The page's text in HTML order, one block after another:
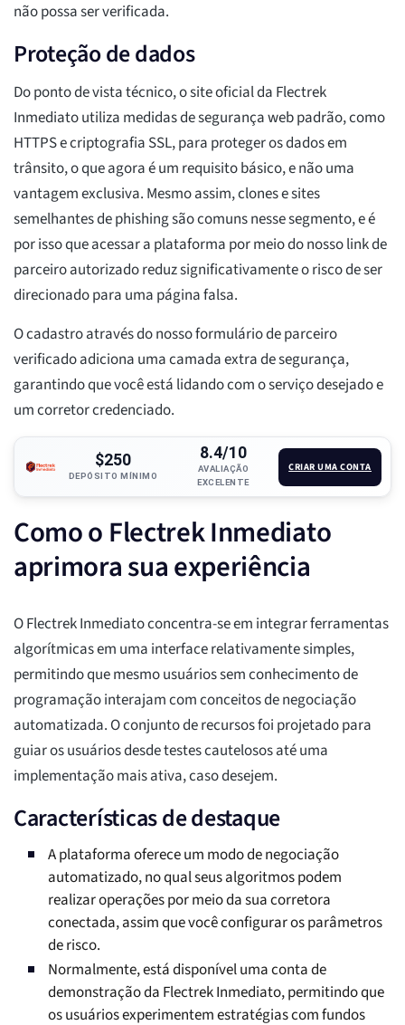
não possa ser verificada.
Proteção de dados
Do ponto de vista técnico, o site oficial da Flectrek
Inmediato utiliza medidas de segurança web padrão, como
HTTPS e criptografia SSL, para proteger os dados em
trânsito, o que agora é um requisito básico, e não uma
vantagem exclusiva. Mesmo assim, clones e sites
semelhantes de phishing são comuns nesse segmento, e é
por isso que acessar a plataforma por meio do nosso link de
parceiro autorizado reduz significativamente o risco de ser
direcionado para uma página falsa.
O cadastro através do nosso formulário de parceiro
verificado adiciona uma camada extra de segurança,
garantindo que você está lidando com o serviço desejado e
um corretor credenciado.
$250
DEPÓSITO MÍNIMO
8.4/10
AVALIAÇÃO
EXCELENTE
CRIAR UMA CONTA
Como o Flectrek Inmediato
aprimora sua experiência
O Flectrek Inmediato concentra-se em integrar ferramentas
algorítmicas em uma interface relativamente simples,
permitindo que mesmo usuários sem conhecimento de
programação interajam com conceitos de negociação
automatizada. O conjunto de recursos foi projetado para
guiar os usuários desde testes cautelosos até uma
implementação mais ativa, caso desejem.
Características de destaque
A plataforma oferece um modo de negociação
automatizado, no qual seus algoritmos podem
realizar operações por meio da sua corretora
conectada, assim que você configurar os parâmetros
de risco.
Normalmente, está disponível uma conta de
demonstração da Flectrek Inmediato, permitindo que
os usuários experimentem estratégias com fundos